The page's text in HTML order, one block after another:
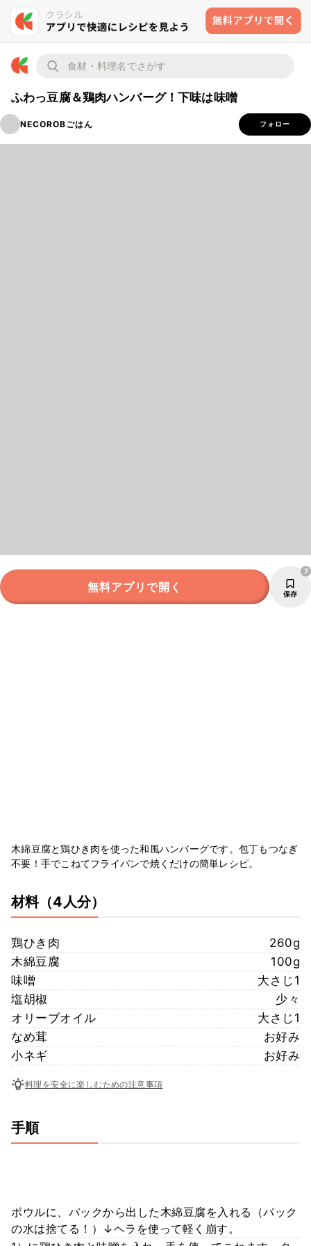
ふわっ豆腐＆鶏肉ハンバーグ！下味は味噌
NECOROBごはん フォロー
無料アプリで開く 保存
7
木綿豆腐と鶏ひき肉を使った和風ハンバーグです。包丁もつなぎ
不要！手でこねてフライパンで焼くだけの簡単レシピ。
材料（4人分）
鶏ひき肉
260g
木綿豆腐
100g
味噌
大さじ1
塩胡椒
少々
オリーブオイル
大さじ1
なめ茸
お好み
小ネギ
お好み
料理を安全に楽しむための注意事項
手順
ボウルに、パックから出した木綿豆腐を入れる（パック
の水は捨てる！）↓ヘラを使って軽く崩す。